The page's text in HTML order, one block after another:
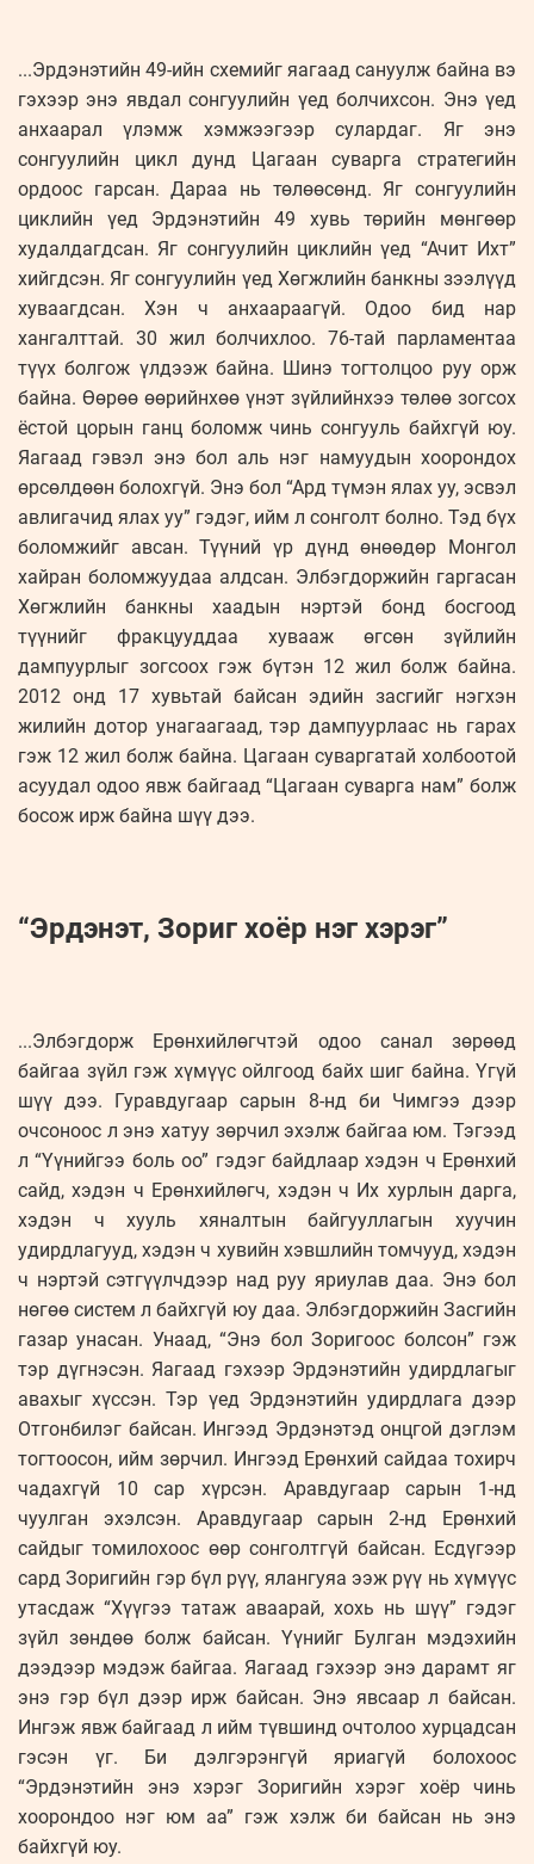
...Эрдэнэтийн 49-ийн схемийг яагаад сануулж байна вэ
гэхээр энэ явдал сонгуулийн үед болчихсон. Энэ үед
анхаарал үлэмж хэмжээгээр сулардаг. Яг энэ
сонгуулийн цикл дунд Цагаан суварга стратегийн
ордоос гарсан. Дараа нь төлөөсөнд. Яг сонгуулийн
циклийн үед Эрдэнэтийн 49 хувь төрийн мөнгөөр
худалдагдсан. Яг сон­гуулийн циклийн үед “Ачит Ихт”
хийгдсэн. Яг сонгуулийн үед Хөгжлийн банкны зээлүүд
хуваагдсан. Хэн ч анхаараагүй. Одоо бид нар
хангалттай. 30 жил болчихлоо. 76-тай парламентаа
түүх болгож үлдээж байна. Шинэ тогтолцоо руу орж
байна. Өөрөө өөрийнхөө үнэт зүйлийнхээ төлөө зогсох
ёстой цорын ганц боломж чинь сонгууль байхгүй юу.
Яагаад гэвэл энэ бол аль нэг намуудын хоорондох
өрсөлдөөн болохгүй. Энэ бол “Ард түмэн ялах уу, эсвэл
авлигачид ялах уу” гэдэг, ийм л сонголт болно. Тэд бүх
боломжийг авсан. Түүний үр дүнд өнөөдөр Монгол
хайран боломжуудаа алд­сан. Элбэгдоржийн гаргасан
Хөгж­лийн банкны хаадын нэртэй бонд бос­гоод
түүнийг фракцууддаа хувааж өг­сөн зүйлийн
дампуурлыг зогсоох гэж бүтэн 12 жил болж байна.
2012 онд 17 хувьтай байсан эдийн засгийг нэг­хэн
жилийн дотор унагаагаад, тэр дам­пуурлаас нь гарах
гэж 12 жил болж бай­на. Цагаан суваргатай холбоотой
асуу­­дал одоо явж байгаад “Цагаан су­варга нам” болж
босож ирж байна шүү дээ.
“Эрдэнэт, Зориг хоёр нэг хэрэг”
...Элбэгдорж Ерөнхийлөгчтэй одоо санал зөрөөд
байгаа зүйл гэж хүмүүс ойлгоод байх шиг байна. Үгүй
шүү дээ. Гуравдугаар сарын 8-нд би Чимгээ дээр
очсоноос л энэ хатуу зөрчил эхэлж байгаа юм. Тэгээд
л “Үүнийгээ боль оо” гэдэг байдлаар хэдэн ч Ерөнхий
сайд, хэдэн ч Ерөнхийлөгч, хэдэн ч Их хурлын дарга,
хэдэн ч хууль хяналтын байгууллагын хуучин
удирдлагууд, хэдэн ч хувийн хэвшлийн томчууд, хэдэн
ч нэртэй сэтгүүлчдээр над руу яриулав даа. Энэ бол
нөгөө систем л байхгүй юу даа. Элбэгдоржийн Засгийн
газар унасан. Унаад, “Энэ бол Зоригоос болсон” гэж
тэр дүгнэсэн. Яагаад гэхээр Эрдэнэтийн удирдлагыг
авахыг хүссэн. Тэр үед Эрдэнэтийн удирдлага дээр
Отгонбилэг байсан. Ингээд Эрдэнэтэд онцгой дэглэм
тогтоосон, ийм зөрчил. Ингээд Ерөнхий сайдаа тохирч
чадахгүй 10 сар хүрсэн. Аравдугаар сарын 1-нд
чуулган эхэлсэн. Аравдугаар сарын 2-нд Ерөнхий
сайдыг томилохоос өөр сонголтгүй байсан. Есдүгээр
сард Зоригийн гэр бүл рүү, ялангуяа ээж рүү нь хүмүүс
утасдаж “Хүүгээ татаж аваарай, хохь нь шүү” гэдэг
зүйл зөндөө болж байсан. Үүнийг Булган мэдэхийн
дээдээр мэдэж байгаа. Яагаад гэхээр энэ дарамт яг
энэ гэр бүл дээр ирж байсан. Энэ явсаар л байсан.
Ингэж явж байгаад л ийм түвшинд очтолоо хурцадсан
гэсэн үг. Би дэлгэрэнгүй яриагүй болохоос
“Эрдэнэтийн энэ хэрэг Зоригийн хэрэг хоёр чинь
хоорондоо нэг юм аа” гэж хэлж би байсан нь энэ
байхгүй юу.